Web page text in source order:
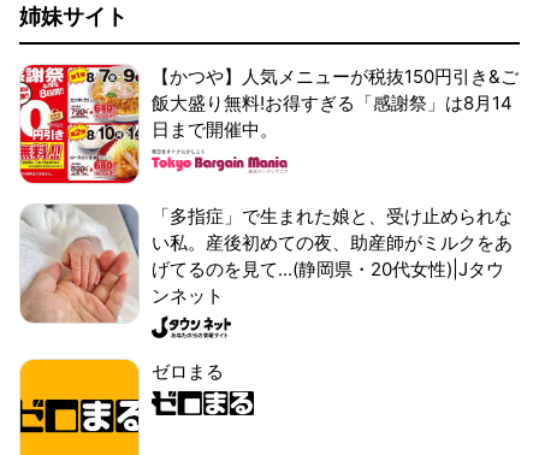
姉妹サイト
【かつや】人気メニューが税抜150円引き&ご
飯大盛り無料!お得すぎる「感謝祭」は8月14
日まで開催中。
「多指症」で生まれた娘と、受け止められな
い私。産後初めての夜、助産師がミルクをあ
げてるのを見て...(静岡県・20代女性)|Jタウ
ンネット
ゼロまる